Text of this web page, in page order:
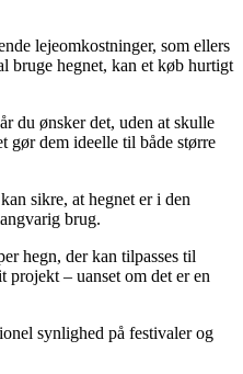
lejeomkostninger, som ellers
bruge hegnet, kan et køb hurtigt
du ønsker det, uden at skulle
gør dem ideelle til både større
sikre, at hegnet er i den
brug.
hegn, der kan tilpasses til
– uanset om det er en
synlighed på festivaler og